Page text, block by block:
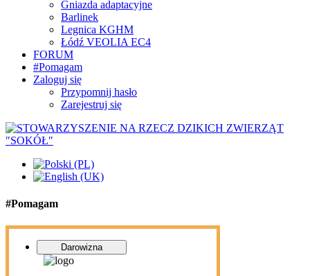
Gniazda adaptacyjne
Barlinek
Legnica KGHM
Łódź VEOLIA EC4
FORUM
#Pomagam
Zaloguj się
Przypomnij hasło
Zarejestruj się
#Pomagam
Darowizna